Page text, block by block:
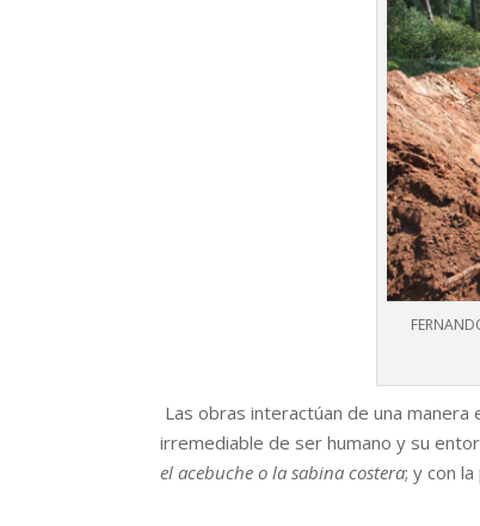
Las obras interactúan de una
irremediable de ser humano y su
el acebuche o la sabina costera; y con